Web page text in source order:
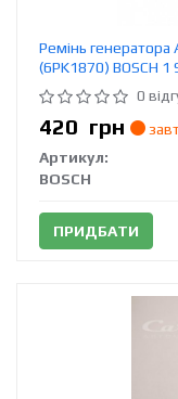
Ремінь
(6PK1870) BOSCH
0
420 грн
Артикул:
BOSCH
ПРИДБАТИ